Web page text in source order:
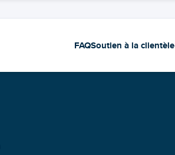
FAQSoutien à la clientèle